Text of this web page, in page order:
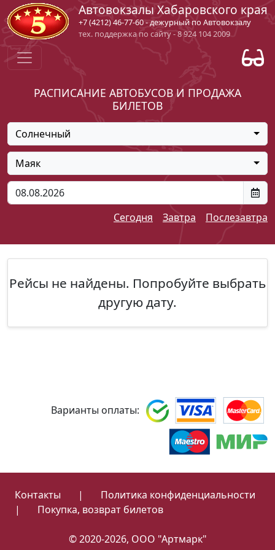
Автовокзалы Хабаровского края
+7 (4212) 46-77-60 - дежурный по Автовокзалу
тех. поддержка по сайту - 8 924 104 2009
РАСПИСАНИЕ АВТОБУСОВ И ПРОДАЖА
БИЛЕТОВ
Солнечный
Маяк
Сегодня Завтра Послезавтра
Рейсы не найдены. Попробуйте выбрать
другую дату.
Варианты оплаты:
Контакты |
Политика конфиденциальности
|
Покупка, возврат билетов
© 2020-2026, ООО "Артмарк"